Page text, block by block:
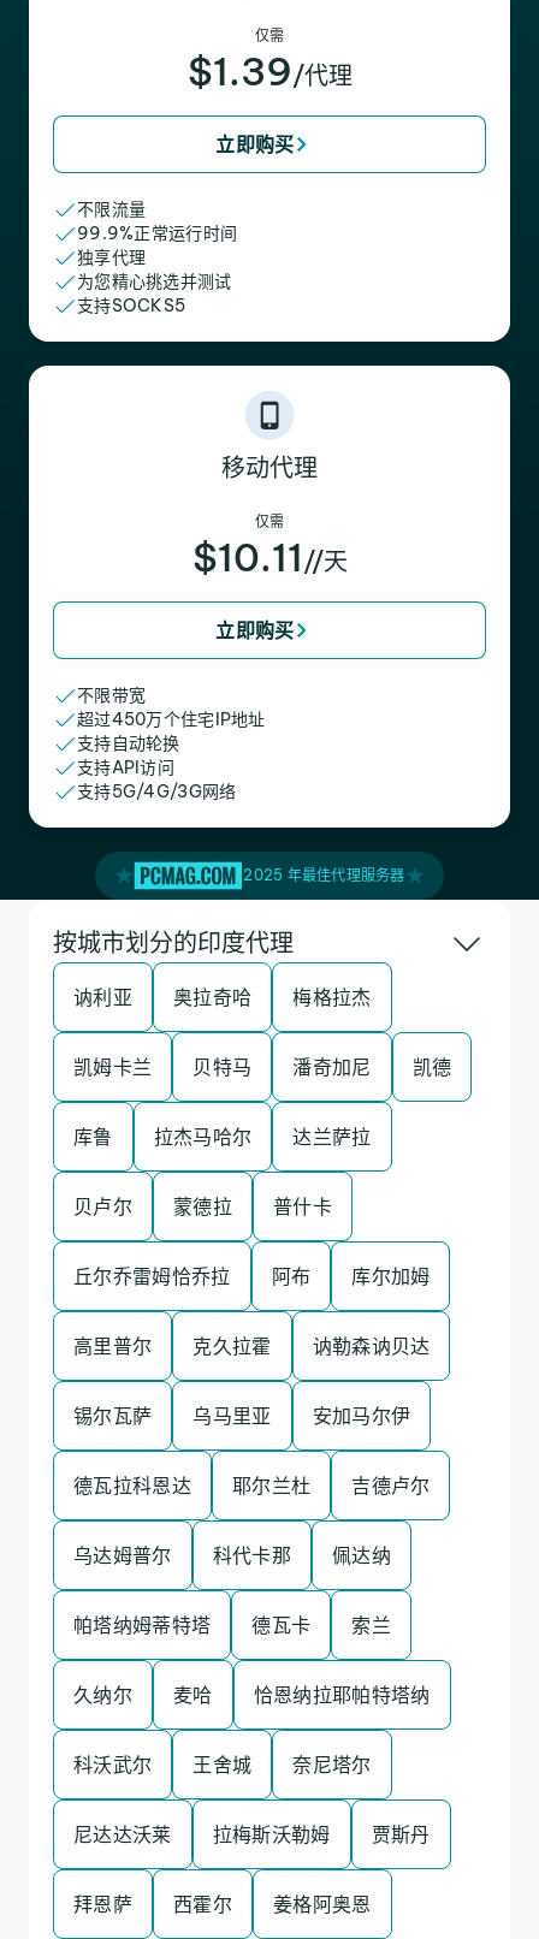
仅需
$1.39/代理
立即购买
不限流量
99.9%正常运行时间
独享代理
为您精心挑选并测试
支持SOCKS5
移动代理
仅需
$10.11 //天
立即购买
不限带宽
超过450万个住宅IP地址
支持自动轮换
支持API访问
支持5G/4G/3G网络
2025 年最佳代理服务器
按城市划分的印度代理
讷利亚 奥拉奇哈 梅格拉杰
凯姆卡兰 贝特马 潘奇加尼 凯德
库鲁 拉杰马哈尔 达兰萨拉
贝卢尔 蒙德拉 普什卡
丘尔乔雷姆恰乔拉 阿布 库尔加姆
高里普尔 克久拉霍 讷勒森讷贝达
锡尔瓦萨 乌马里亚 安加马尔伊
德瓦拉科恩达 耶尔兰杜 吉德卢尔
乌达姆普尔 科代卡那 佩达纳
帕塔纳姆蒂特塔 德瓦卡 索兰
久纳尔 麦哈 恰恩纳拉耶帕特塔纳
科沃武尔 王舍城 奈尼塔尔
尼达达沃莱 拉梅斯沃勒姆 贾斯丹
拜恩萨 西霍尔 姜格阿奥恩